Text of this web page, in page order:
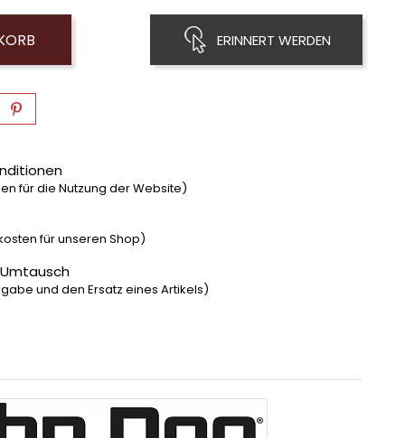
ERINNERT WERDEN
für die Nutzung der Website)
für unseren Shop)
und den Ersatz eines Artikels)